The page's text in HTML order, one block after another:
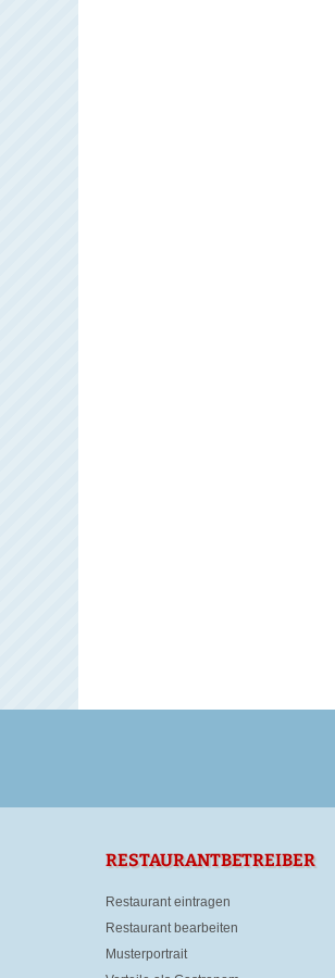
RESTAURANTBETREIBER
Restaurant eintragen
Restaurant bearbeiten
Musterportrait